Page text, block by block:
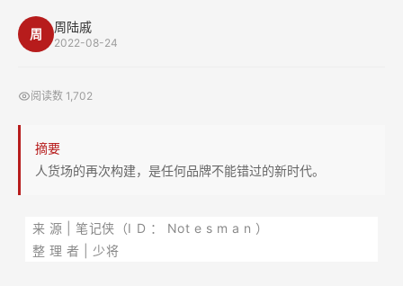
周 周陆戚
2022-08-24
阅读数 1,702
摘要
人货场的再次构建，是任何品牌不能错过的新时代。
来 源 | 笔记侠（I D ： Not e s ma n ）
整理者 少将